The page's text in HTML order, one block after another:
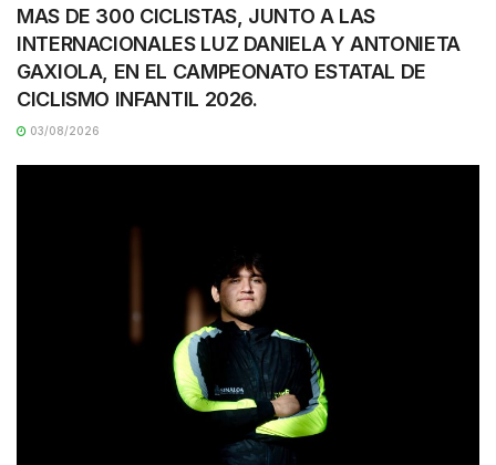
MAS DE 300 CICLISTAS, JUNTO A LAS
INTERNACIONALES LUZ DANIELA Y ANTONIETA
GAXIOLA, EN EL CAMPEONATO ESTATAL DE
CICLISMO INFANTIL 2026.
03/08/2026